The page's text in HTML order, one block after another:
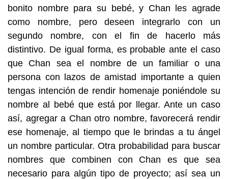
bonito nombre para su bebé, y Chan les agrade
como nombre, pero deseen integrarlo con un
segundo nombre, con el fin de hacerlo más
distintivo. De igual forma, es probable ante el caso
que Chan sea el nombre de un familiar o una
persona con lazos de amistad importante a quien
tengas intención de rendir homenaje poniéndole su
nombre al bebé que está por llegar. Ante un caso
así, agregar a Chan otro nombre, favorecerá rendir
ese homenaje, al tiempo que le brindas a tu ángel
un nombre particular. Otra probabilidad para buscar
nombres que combinen con Chan es que sea
necesario para algún tipo de proyecto; así sea un